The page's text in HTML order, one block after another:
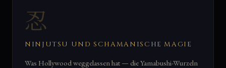
忍
NINJUTSU UND SCHAMANISCHE MAGIE
Was Hollywood weggelassen hat — die Yamabushi-Wurzeln